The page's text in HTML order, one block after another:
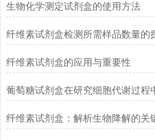
生物化学测定试剂盒的使用方法
纤维素试剂盒检测所需样品数量的
纤维素试剂盒的应用与重要性